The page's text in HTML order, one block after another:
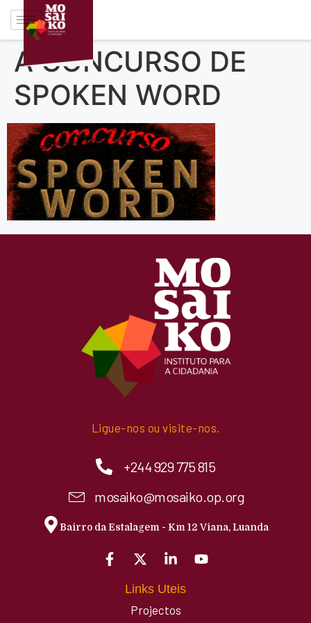
A CONCURSO DE
SPOKEN WORD
Ligue-nos ou visite-nos.
+244 929 775 815
mosaiko@mosaiko.op.org
Bairro da Estalagem - Km 12 Viana, Luanda
Links Uteis
Projectos